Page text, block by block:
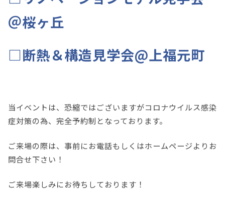
＠桜ヶ丘
□断熱＆構造見学会@上福元町
当イベントは、恐縮ではございますがコロナウイルス感染
症対策の為、完全予約制となっております。
ご来場の際は、事前にお電話もしくはホームページよりお
問合せ下さい！
ご来場楽しみにお待ちしております！